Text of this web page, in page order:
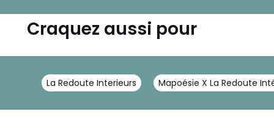
Craquez aussi pour
La Redoute Interieurs Mapoésie X La Redoute